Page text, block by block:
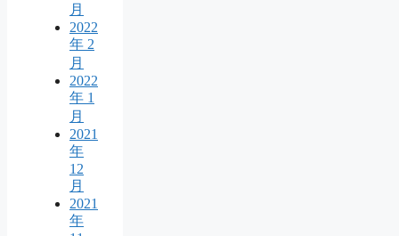
月
2022
年 2
月
2022
年 1
月
2021
年
12
月
2021
年